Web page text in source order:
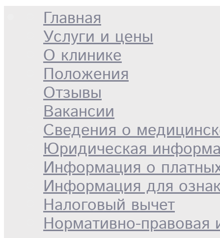
Главная
Услуги и цены
О клинике
Положения
Отзывы
Вакансии
Сведения о
Юридическая
Информация о
Информация для
Налоговый вычет
Нормативно-